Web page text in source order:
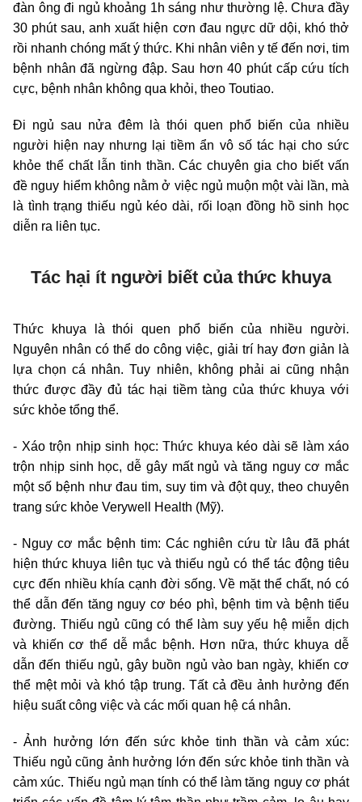
đàn ông đi ngủ khoảng 1h sáng như thường lệ. Chưa đầy
30 phút sau, anh xuất hiện cơn đau ngực dữ dội, khó thở
rồi nhanh chóng mất ý thức. Khi nhân viên y tế đến nơi, tim
bệnh nhân đã ngừng đập. Sau hơn 40 phút cấp cứu tích
cực, bệnh nhân không qua khỏi, theo Toutiao.
Đi ngủ sau nửa đêm là thói quen phổ biến của nhiều
người hiện nay nhưng lại tiềm ẩn vô số tác hại cho sức
khỏe thể chất lẫn tinh thần. Các chuyên gia cho biết vấn
đề nguy hiểm không nằm ở việc ngủ muộn một vài lần, mà
là tình trạng thiếu ngủ kéo dài, rối loạn đồng hồ sinh học
diễn ra liên tục.
Tác hại ít người biết của thức khuya
Thức khuya là thói quen phổ biến của nhiều người.
Nguyên nhân có thể do công việc, giải trí hay đơn giản là
lựa chọn cá nhân. Tuy nhiên, không phải ai cũng nhận
thức được đầy đủ tác hại tiềm tàng của thức khuya với
sức khỏe tổng thể.
- Xáo trộn nhịp sinh học: Thức khuya kéo dài sẽ làm xáo
trộn nhịp sinh học, dễ gây mất ngủ và tăng nguy cơ mắc
một số bệnh như đau tim, suy tim và đột quỵ, theo chuyên
trang sức khỏe Verywell Health (Mỹ).
- Nguy cơ mắc bệnh tim: Các nghiên cứu từ lâu đã phát
hiện thức khuya liên tục và thiếu ngủ có thể tác động tiêu
cực đến nhiều khía cạnh đời sống. Về mặt thể chất, nó có
thể dẫn đến tăng nguy cơ béo phì, bệnh tim và bệnh tiểu
đường. Thiếu ngủ cũng có thể làm suy yếu hệ miễn dịch
và khiến cơ thể dễ mắc bệnh. Hơn nữa, thức khuya dễ
dẫn đến thiếu ngủ, gây buồn ngủ vào ban ngày, khiến cơ
thể mệt mỏi và khó tập trung. Tất cả đều ảnh hưởng đến
hiệu suất công việc và các mối quan hệ cá nhân.
- Ảnh hưởng lớn đến sức khỏe tinh thần và cảm xúc:
Thiếu ngủ cũng ảnh hưởng lớn đến sức khỏe tinh thần và
cảm xúc. Thiếu ngủ mạn tính có thể làm tăng nguy cơ phát